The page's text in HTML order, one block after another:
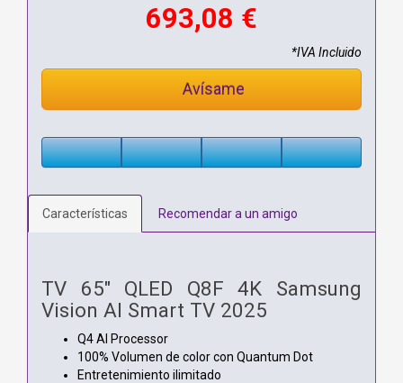
693,08 €
*IVA Incluido
Avísame
Características Recomendar a un amigo
TV 65" QLED Q8F 4K Samsung
Vision AI Smart TV 2025
Q4 AI Processor
100% Volumen de color con Quantum Dot
Entretenimiento ilimitado